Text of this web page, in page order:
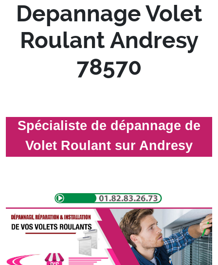
Depannage Volet
Roulant Andresy
78570
Spécialiste de dépannage de
Volet Roulant sur Andresy